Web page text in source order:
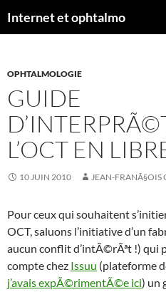
auInternet et ophtalmo
OPHTALMOLOGIE
GUIDE
L’OCT EN
10 JUIN 2010 JEAN-FRANÃ§OIS
Pour ceux qui souhaitent
OCT, saluons l’initiative d’un
aucun conflit d’intÃ©rÃªt !) qui
compte chez Issuu (plateforme
j’avais expÃ©rimentÃ©e ici) un